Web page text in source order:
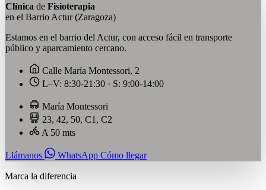
Clínica de Fisioterapia
en el Barrio Actur (Zaragoza)
Estamos en el barrio del Actur, con acceso fácil en transporte
público y aparcamiento cercano.
Calle María Montessori, 2
L–V: 8:30-21:30 · S: 9:00-14:00
María Montessori
23, 42, 50, C1, C2
A 50 mts
Llámanos WhatsApp Cómo llegar
Marca la diferencia